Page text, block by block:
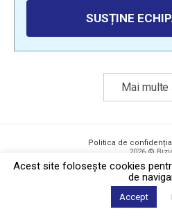
SUSȚINE
Mai multe
Politica de
2026 ©
Acest site foloseşte cookies
de
Accept